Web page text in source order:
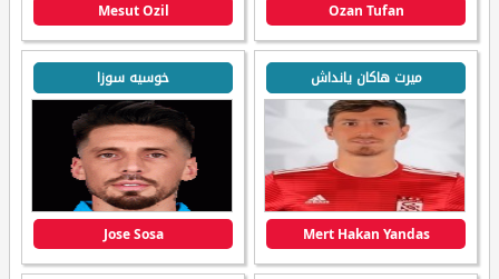
Ozan Tufan
Mesut Ozil
ميرت هاكان يانداش
Mert Hakan Yandas
خوسيه سوزا
Jose Sosa